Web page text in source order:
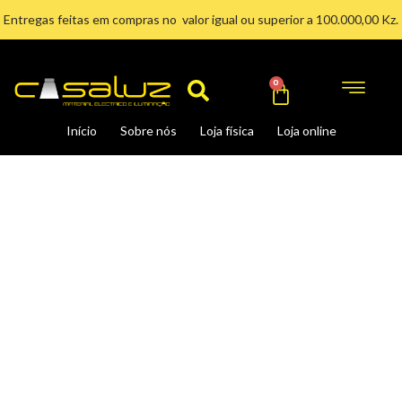
conteúdo
Entregas feitas em compras no valor igual ou superior a 100.000,00 Kz.
Search
Início Sobre nós Loja física Loja online
0 Cart